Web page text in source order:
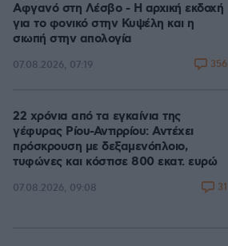
Αφγανό στη Λέσβο - Η αρχική εκδοχή
για το φονικό στην Κυψέλη και η
σιωπή στην απολογία
07.08.2026, 07:19 356
22 χρόνια από τα εγκαίνια της
γέφυρας Ρίου-Αντιρρίου: Αντέχει
πρόσκρουση με δεξαμενόπλοιο,
τυφώνες και κόστισε 800 εκατ. ευρώ
07.08.2026, 09:08 31